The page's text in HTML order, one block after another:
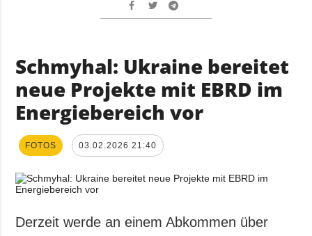
Schmyhal: Ukraine bereitet
neue Projekte mit EBRD im
Energiebereich vor
FOTOS 03.02.2026 21:40
Derzeit werde an einem Abkommen über